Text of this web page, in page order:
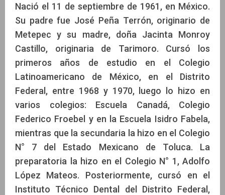
Nació el 11 de septiembre de 1961, en México.
Su padre fue José Peña Terrón, originario de
Metepec y su madre, doña Jacinta Monroy
Castillo, originaria de Tarimoro. Cursó los
primeros años de estudio en el Colegio
Latinoamericano de México, en el Distrito
Federal, entre 1968 y 1970, luego lo hizo en
varios colegios: Escuela Canadá, Colegio
Federico Froebel y en la Escuela Isidro Fabela,
mientras que la secundaria la hizo en el Colegio
N° 7 del Estado Mexicano de Toluca. La
preparatoria la hizo en el Colegio N° 1, Adolfo
López Mateos. Posteriormente, cursó en el
Instituto Técnico Dental del Distrito Federal,